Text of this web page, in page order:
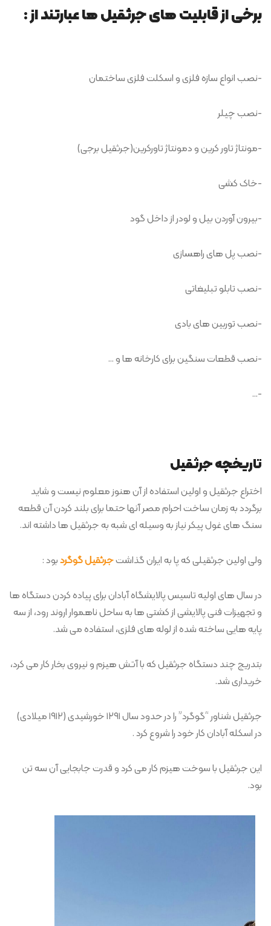
برخی از قابلیت های جرثقیل ها عبارتند از :
-نصب انواع سازه فلزی و اسکلت فلزی ساختمان
-نصب چیلر
-مونتاژ تاور کرین و دمونتاژ تاورکرین(جرثقیل برجی)
-خاک کشی
-بیرون آوردن بیل و لودر از داخل گود
-نصب پل های راهسازی
-نصب تابلو تبلیغاتی
-نصب توربین های بادی
-نصب قطعات سنگین برای کارخانه ها و …
-…
تاریخچه جرثقیل
اختراع جرثقیل و اولین استفاده از آن هنوز معلوم نیست و شاید
برگردد به زمان ساخت احرام مصر آنها حتما برای بلند کردن آن قطعه
سنگ های غول پیکر نیاز به وسیله ای شبه به جرثقیل ها داشته اند.
ولی اولین جرثقیلی که پا به ایران گذاشتجرثقیل گوگردبود :
در سال های اولیه تاسیس پالایشگاه آبادان برای پیاده کردن دستگاه ها
و تجهیزات فنی پالایشی از کشتی ها به ساحل ناهموار اروند رود، از سه
پایه هایی ساخته شده از لوله های فلزی، استفاده می شد.
بتدریج چند دستگاه جرثقیل که با آتش هیزم و نیروی بخار کار می کرد،
خریداری شد.
جرثقیل شناور “گوگرد” را در حدود سال ۱۲۹۱ خورشیدی (۱۹۱۲ میلادی)
در اسکله آبادان کار خود را شروع کرد .
این جرثقیل با سوخت هیزم کار می کرد و قدرت جابجایی آن سه تن
بود.